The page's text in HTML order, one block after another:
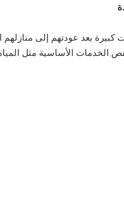
كبيرة بعد عودتهم إلى
الخدمات الأساسية مثل المياه